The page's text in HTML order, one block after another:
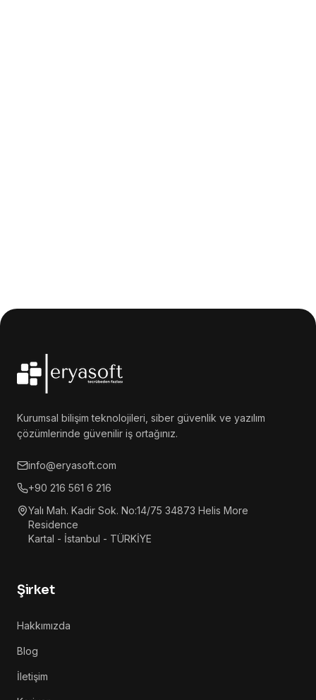
Kurumsal bilişim teknolojileri, siber güvenlik ve yazılım
çözümlerinde güvenilir iş ortağınız.
info@eryasoft.com
+90 216 561 6 216
Yalı Mah. Kadir Sok. No:14/75 34873 Helis More
Residence
Kartal - İstanbul - TÜRKİYE
Şirket
Hakkımızda
Blog
İletişim